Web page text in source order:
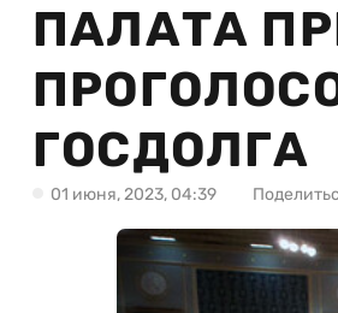
ПАЛАТА
ГОСДОЛГА
01 июня, 2023, 04:39